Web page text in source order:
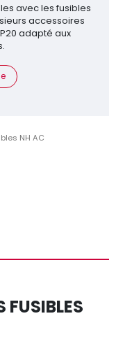
avec les fusibles
accessoires
adapté aux
NH AC
FUSIBLES